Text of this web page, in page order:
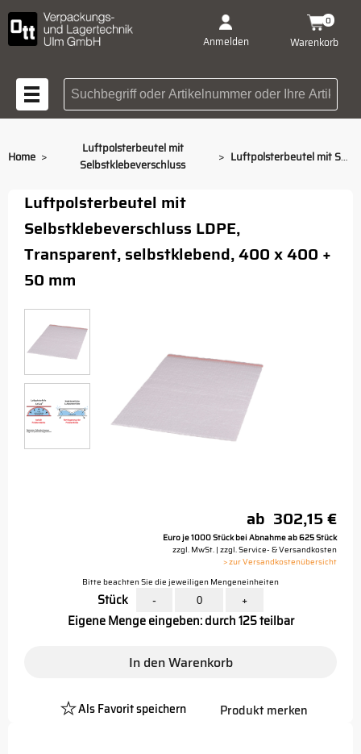
Anmelden Warenkorb
0
Suchbegriff oder
Home >
Luftpolsterbeutel mit
Selbstklebeverschluss
> Luftpolsterbeutel mit Selbstklebeverschluss 400 x 400 + 50 mm
Luftpolsterbeutel mit
Selbstklebeverschluss LDPE,
Transparent, selbstklebend, 400 x 400 +
50 mm
ab 302,15 €
Euro je 1000 Stück bei Abnahme ab 625 Stück
zzgl. MwSt. | zzgl. Service- & Versandkosten
> zur Versandkostenübersicht
Bitte beachten Sie die jeweiligen Mengeneinheiten
Stück - +
Eigene Menge eingeben: durch 125 teilbar
In den Warenkorb
Als Favorit speichern
Platzhalter
Produkt merken